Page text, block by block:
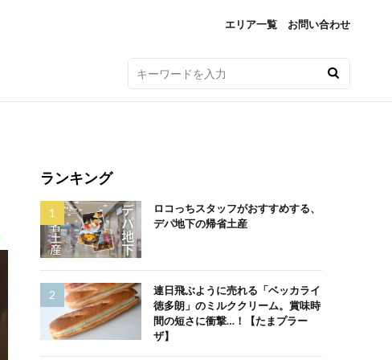
エリア一覧 お問い合わせ
ランキング
ロコっちスタッフがおすすめする、
デパ地下の帰省土産
連日飛ぶように売れる「ベッカライ
徳多朗」のミルククリーム。賞味時
間の短さに衝撃…！【たまプラー
ザ】